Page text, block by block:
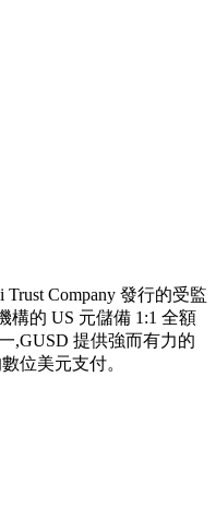
Company 發行的受監
構的 US 元儲備 1:1 全額
,GUSD 提供強而有力的
位美元支付。